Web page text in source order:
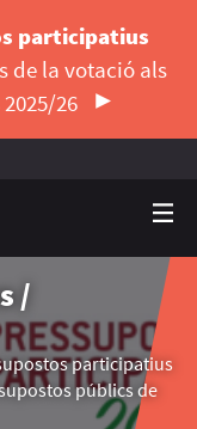
participatius
de la votació als
26
/
participatius
públics de